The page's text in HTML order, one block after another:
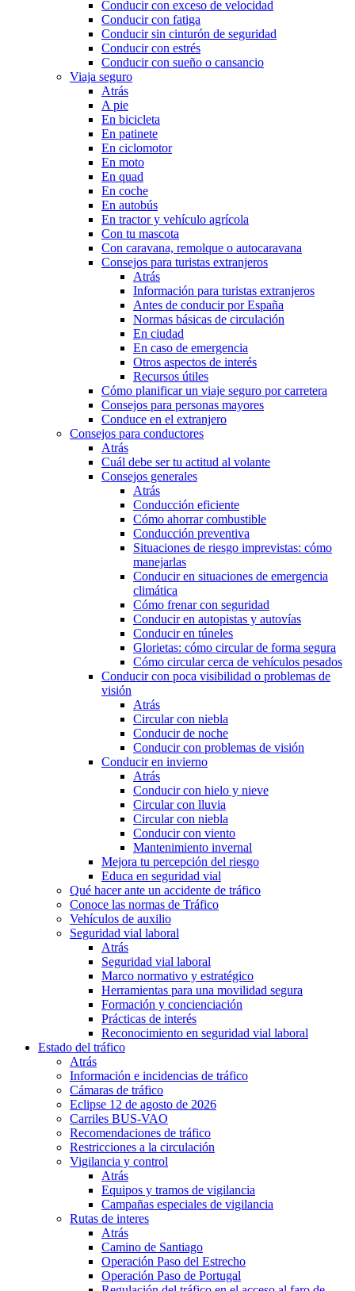
Conducir con exceso de velocidad
Conducir con fatiga
Conducir sin cinturón de seguridad
Conducir con estrés
Conducir con sueño o cansancio
Viaja seguro
Atrás
A pie
En bicicleta
En patinete
En ciclomotor
En moto
En quad
En coche
En autobús
En tractor y vehículo agrícola
Con tu mascota
Con caravana, remolque o autocaravana
Consejos para turistas extranjeros
Atrás
Información para turistas extranjeros
Antes de conducir por España
Normas básicas de circulación
En ciudad
En caso de emergencia
Otros aspectos de interés
Recursos útiles
Cómo planificar un viaje seguro por carretera
Consejos para personas mayores
Conduce en el extranjero
Consejos para conductores
Atrás
Cuál debe ser tu actitud al volante
Consejos generales
Atrás
Conducción eficiente
Cómo ahorrar combustible
Conducción preventiva
Situaciones de riesgo imprevistas: cómo
manejarlas
Conducir en situaciones de emergencia
climática
Cómo frenar con seguridad
Conducir en autopistas y autovías
Conducir en túneles
Glorietas: cómo circular de forma segura
Cómo circular cerca de vehículos pesados
Conducir con poca visibilidad o problemas de
visión
Atrás
Circular con niebla
Conducir de noche
Conducir con problemas de visión
Conducir en invierno
Atrás
Conducir con hielo y nieve
Circular con lluvia
Circular con niebla
Conducir con viento
Mantenimiento invernal
Mejora tu percepción del riesgo
Educa en seguridad vial
Qué hacer ante un accidente de tráfico
Conoce las normas de Tráfico
Vehículos de auxilio
Seguridad vial laboral
Atrás
Seguridad vial laboral
Marco normativo y estratégico
Herramientas para una movilidad segura
Formación y concienciación
Prácticas de interés
Reconocimiento en seguridad vial laboral
Estado del tráfico
Atrás
Información e incidencias de tráfico
Cámaras de tráfico
Eclipse 12 de agosto de 2026
Carriles BUS-VAO
Recomendaciones de tráfico
Restricciones a la circulación
Vigilancia y control
Atrás
Equipos y tramos de vigilancia
Campañas especiales de vigilancia
Rutas de interes
Atrás
Camino de Santiago
Operación Paso del Estrecho
Operación Paso de Portugal